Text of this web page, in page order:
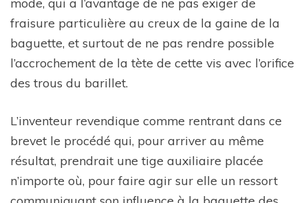
fraisure particulière au creux de la gaine de la
baguette, et surtout de ne pas rendre possible
l’accrochement de la tète de cette vis avec l’orifice
des trous du barillet.
L’inventeur revendique comme rentrant dans ce
brevet le procédé qui, pour arriver au même
résultat, prendrait une tige auxiliaire placée
n’importe où, pour faire agir sur elle un ressort